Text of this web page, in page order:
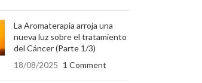
La Aromaterapia arroja una
nueva luz sobre el tratamiento
del Cáncer (Parte 1/3)
18/08/2025 1 Comment